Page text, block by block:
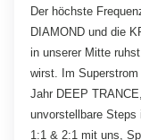
Der höchste
DIAMOND und die
in unserer Mitte
wirst. Im
Jahr DEEP
unvorstellbare Steps
1:1 & 2:1 mit uns,